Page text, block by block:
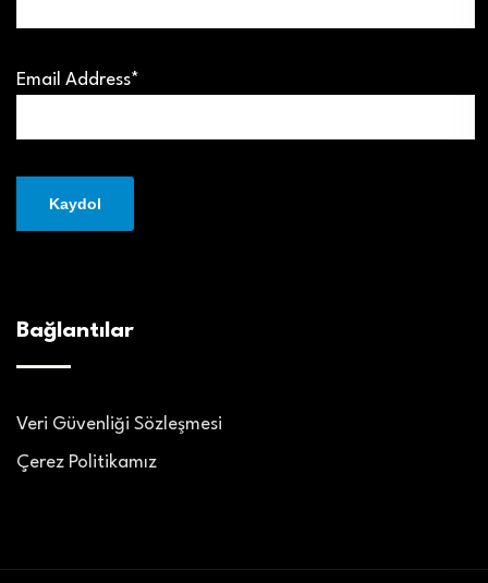
Email Address*
Bağlantılar
Veri Güvenliği Sözleşmesi
Çerez Politikamız